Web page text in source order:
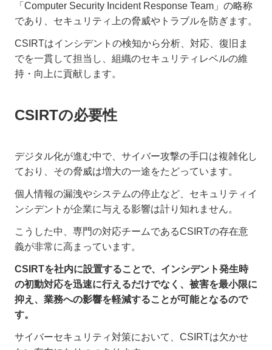
「Computer Security Incident Response Team」の略称
であり、セキュリティ上の脅威やトラブルを防ぎます。
CSIRTはインシデントの検知から分析、対応、復旧ま
でを一貫して担当し、組織のセキュリティレベルの維
持・向上に貢献します。
CSIRTの必要性
デジタル化が進む中で、サイバー攻撃の手口は複雑化し
ており、その脅威は増大の一途をたどっています。
個人情報の漏洩やシステムの停止など、セキュリティイ
ンシデントが企業に与える影響は計り知れません。
こうした中、専門の対応チームであるCSIRTの存在意
義が非常に高まっています。
CSIRTを社内に設置することで、インシデント発生時
の初動対応を迅速に行えるだけでなく、被害を最小限に
抑え、業務への影響を軽減することが可能となるので
す。
サイバーセキュリティ対策において、CSIRTは欠かせ